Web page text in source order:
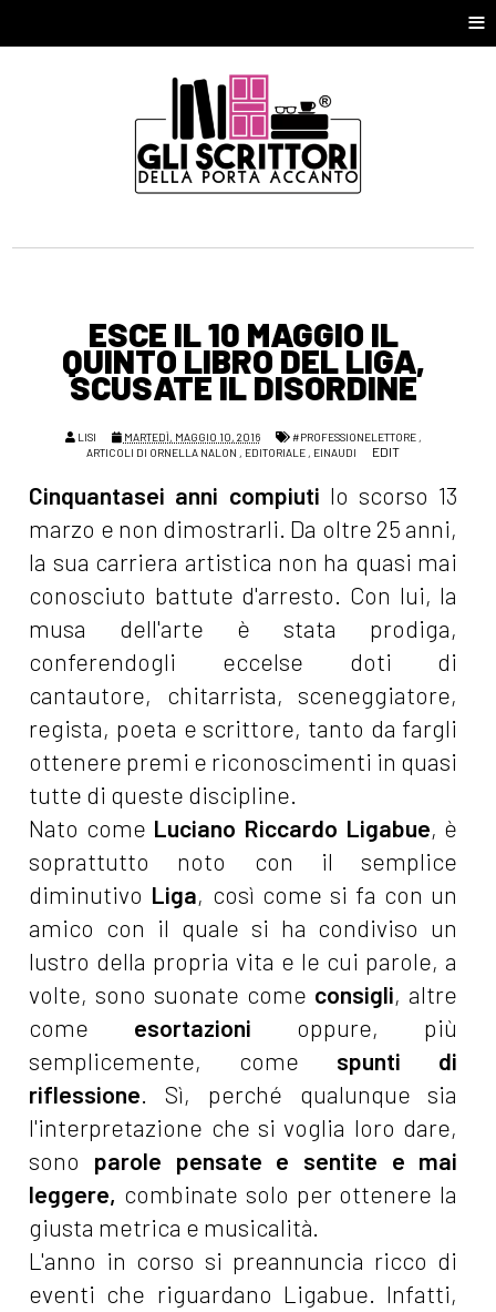
≡
ESCE IL 10 MAGGIO IL
QUINTO LIBRO DEL LIGA,
SCUSATE IL DISORDINE
LISI MARTEDÌ, MAGGIO 10, 2016 #PROFESSIONELETTORE,
ARTICOLI DI ORNELLA NALON , EDITORIALE , EINAUDI EDIT
Cinquantasei anni compiuti lo scorso 13
marzo e non dimostrarli. Da oltre 25 anni,
la sua carriera artistica non ha quasi mai
conosciuto battute d'arresto. Con lui, la
musa dell'arte è stata prodiga,
conferendogli eccelse doti di
cantautore, chitarrista, sceneggiatore,
regista, poeta e scrittore, tanto da fargli
ottenere premi e riconoscimenti in quasi
tutte di queste discipline.
Nato come Luciano Riccardo Ligabue, è
soprattutto noto con il semplice
diminutivo Liga, così come si fa con un
amico con il quale si ha condiviso un
lustro della propria vita e le cui parole, a
volte, sono suonate come consigli, altre
come esortazioni oppure, più
semplicemente, come spunti di
riflessione. Sì, perché qualunque sia
l'interpretazione che si voglia loro dare,
sono parole pensate e sentite e mai
leggere, combinate solo per ottenere la
giusta metrica e musicalità.
L'anno in corso si preannuncia ricco di
eventi che riguardano Ligabue. Infatti,